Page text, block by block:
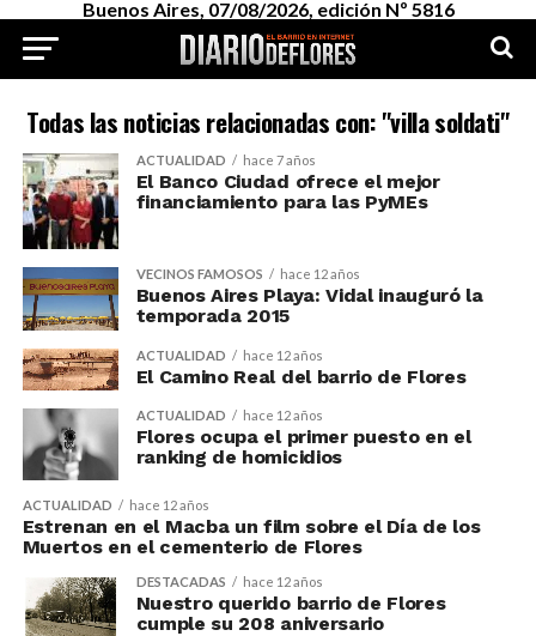
Buenos Aires, 07/08/2026, edición Nº 5816
Todas las noticias relacionadas con: "villa soldati"
ACTUALIDAD hace 7 años
El Banco Ciudad ofrece el mejor
financiamiento para las PyMEs
VECINOS FAMOSOS hace 12 años
Buenos Aires Playa: Vidal inauguró la
temporada 2015
ACTUALIDAD hace 12 años
El Camino Real del barrio de Flores
ACTUALIDAD hace 12 años
Flores ocupa el primer puesto en el
ranking de homicidios
ACTUALIDAD hace 12 años
Estrenan en el Macba un film sobre el Día de los
Muertos en el cementerio de Flores
DESTACADAS hace 12 años
Nuestro querido barrio de Flores
cumple su 208 aniversario